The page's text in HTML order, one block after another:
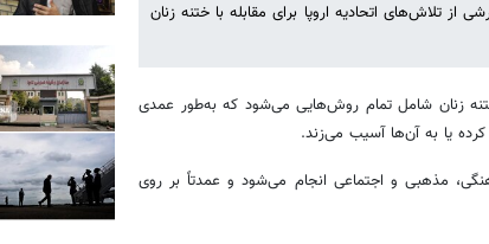
از تلاش‌های اتحادیه اروپا برای مقابله با ختنه زنان
زنان شامل تمام روش‌هایی می‌شود که به‌طور عمدی
کرده یا به آن‌ها آسیب می‌زند.
مذهبی و اجتماعی انجام می‌شود و عمدتاً بر روی